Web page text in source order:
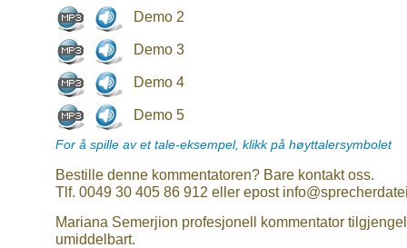
Demo 2
Demo 3
Demo 4
Demo 5
For å spille av et tale-eksempel, klikk på høyttalersymbolet
Bestille denne kommentatoren? Bare kontakt oss.
Tlf. 0049 30 405 86 912 eller epost
Mariana Semerjion profesjonell kommentator
umiddelbart.